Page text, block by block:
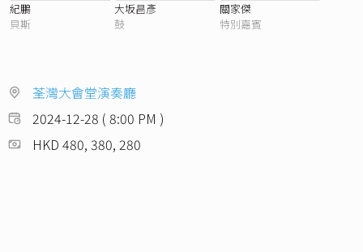
紀鵬
貝斯
大坂昌彥
鼓
關家傑
特別嘉賓
荃灣大會堂演奏廳
2024-12-28 ( 8:00 PM )
HKD 480, 380, 280